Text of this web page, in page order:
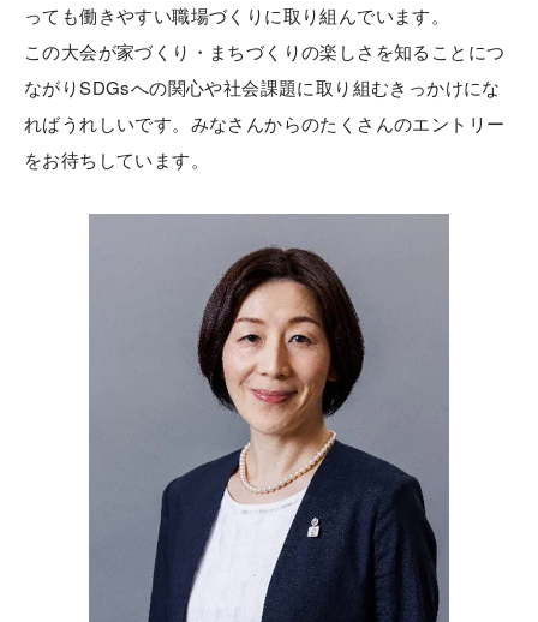
っても働きやすい職場づくりに取り組んでいます。
この大会が家づくり・まちづくりの楽しさを知ることにつ
ながりSDGsへの関心や社会課題に取り組むきっかけにな
ればうれしいです。みなさんからのたくさんのエントリー
をお待ちしています。